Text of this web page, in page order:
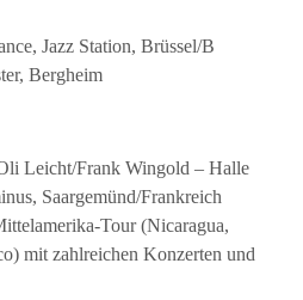
Jazz Station, Brüssel/B
Bergheim
Leicht/Frank Wingold – Halle
Saargemünd/Frankreich
Tour (Nicaragua,
mit zahlreichen Konzerten und